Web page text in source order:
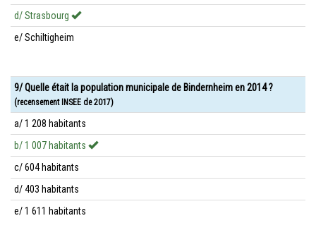
d/ Strasbourg
e/ Schiltigheim
9/ Quelle était la population municipale de Bindernheim en 2014 ?
(recensement INSEE de 2017)
a/ 1 208 habitants
b/ 1 007 habitants
c/ 604 habitants
d/ 403 habitants
e/ 1 611 habitants